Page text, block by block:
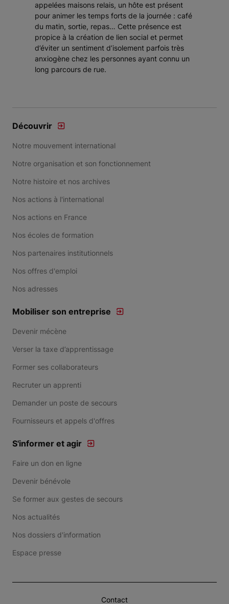
appelées maisons relais, un hôte est présent
pour animer les temps forts de la journée : café
du matin, sortie, repas… Cette présence est
propice à la création de lien social et permet
d’éviter un sentiment d’isolement parfois très
anxiogène chez les personnes ayant connu un
long parcours de rue.
Découvrir
Notre mouvement international
Notre organisation et son fonctionnement
Notre histoire et nos archives
Nos actions à l'international
Nos actions en France
Nos écoles de formation
Nos partenaires institutionnels
Nos offres d'emploi
Nos adresses
Mobiliser son entreprise
Devenir mécène
Verser la taxe d’apprentissage
Former ses collaborateurs
Recruter un apprenti
Demander un poste de secours
Fournisseurs et appels d'offres
S'informer et agir
Faire un don en ligne
Devenir bénévole
Se former aux gestes de secours
Nos actualités
Nos dossiers d'information
Espace presse
Contact